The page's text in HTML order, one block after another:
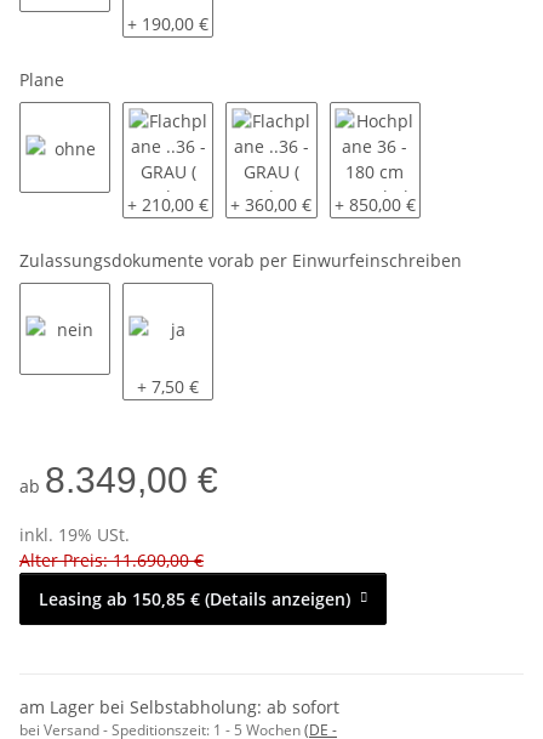
mit
+ 190,00 €
Plane
Flachplane ..36 - GRAU ( andere Farben auf
+ 210,00 € Flachplane ..36 - GRAU ( andere
+ 360,00 € Hochplane 36 - 180 cm
+ 850,00 €
Zulassungsdokumente vorab per Einwurfeinschreiben
ja
+ 7,50 €
ab 8.349,00 €
inkl. 19% USt.
Alter Preis: 11.690,00 €
Leasing ab 150,85 € (Details anzeigen)
am Lager bei Selbstabholung: ab sofort
bei Versand - Speditionszeit: 1 - 5 Wochen(DE -